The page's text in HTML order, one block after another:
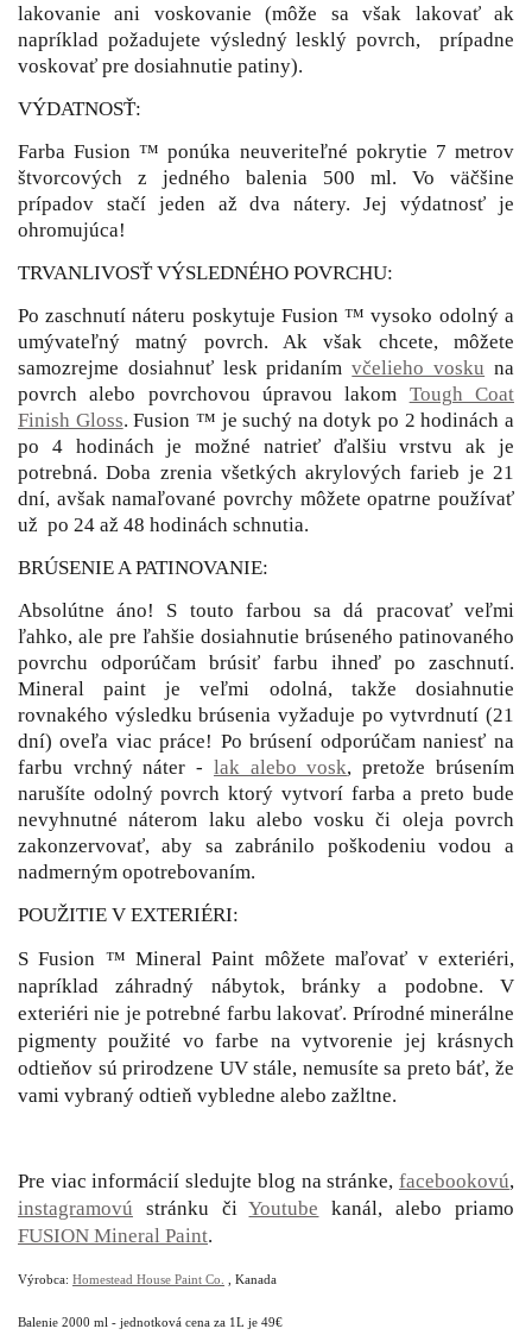
lakovanie ani voskovanie (môže sa však lakovať ak
napríklad požadujete výsledný lesklý povrch, prípadne
voskovať pre dosiahnutie patiny).
VÝDATNOSŤ:
Farba Fusion ™ ponúka neuveriteľné pokrytie 7 metrov
štvorcových z jedného balenia 500 ml. Vo väčšine
prípadov stačí jeden až dva nátery. Jej výdatnosť je
ohromujúca!
TRVANLIVOSŤ VÝSLEDNÉHO POVRCHU:
Po zaschnutí náteru poskytuje Fusion ™ vysoko odolný a
umývateľný matný povrch. Ak však chcete, môžete
samozrejme dosiahnuť lesk pridanímvčelieho vosku na
povrch alebo povrchovou úpravou lakom Tough Coat
Finish Gloss. Fusion ™ je suchý na dotyk po 2 hodinách a
po 4 hodinách je možné natrieť ďalšiu vrstvu ak je
potrebná. Doba zrenia všetkých akrylových farieb je 21
dní, avšak namaľované povrchy môžete opatrne používať
už po 24 až 48 hodinách schnutia.
BRÚSENIE A PATINOVANIE:
Absolútne áno! S touto farbou sa dá pracovať veľmi
ľahko, ale pre ľahšie dosiahnutie brúseného patinovaného
povrchu odporúčam brúsiť farbu ihneď po zaschnutí.
Mineral paint je veľmi odolná, takže dosiahnutie
rovnakého výsledku brúsenia vyžaduje po vytvrdnutí (21
dní) oveľa viac práce! Po brúsení odporúčam naniesť na
farbu vrchný náter - lak alebo vosk, pretože brúsením
narušíte odolný povrch ktorý vytvorí farba a preto bude
nevyhnutné náterom laku alebo vosku či oleja povrch
zakonzervovať, aby sa zabránilo poškodeniu vodou a
nadmerným opotrebovaním.
POUŽITIE V EXTERIÉRI:
S Fusion ™ Mineral Paint môžete maľovať v exteriéri,
napríklad záhradný nábytok, bránky a podobne. V
exteriéri nie je potrebné farbu lakovať. Prírodné minerálne
pigmenty použité vo farbe na vytvorenie jej krásnych
odtieňov sú prirodzene UV stále, nemusíte sa preto báť, že
vami vybraný odtieň vybledne alebo zažltne.
Pre viac informácií sledujte blog na stránke, facebookovú,
instagramovú stránku čiYoutube kanál, alebo priamo
FUSION Mineral Paint.
Výrobca: Homestead House Paint Co. , Kanada
Balenie 2000 ml - jednotková cena za 1L je 49€